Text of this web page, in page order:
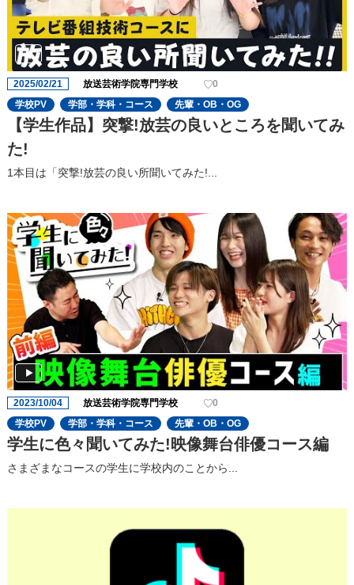
2025/02/21 放送芸術学院専門学校
0
学校PV
学部・学科・コース 先輩・OB・OG
【学生作品】突撃!放芸の良いところを聞いてみ
た!
1本目は「突撃!放芸の良い所聞いてみた!...
2023/10/04 放送芸術学院専門学校
0
学校PV
学部・学科・コース 先輩・OB・OG
学生に色々聞いてみた!映像舞台俳優コース編
さまざまなコースの学生に学校内のことから...